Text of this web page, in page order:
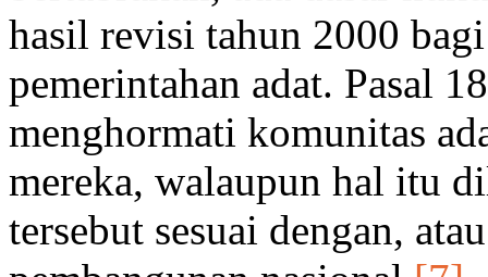
hasil revisi tahun 2000
pemerintahan adat. Pasal
menghormati komunitas
mereka, walaupun hal itu
tersebut sesuai dengan,